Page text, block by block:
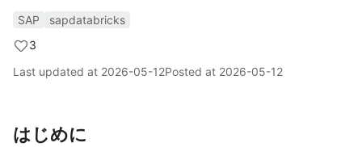
SAP
sapdatabricks
3
Last updated at 2026-05-12Posted at 2026-05-12
はじめに